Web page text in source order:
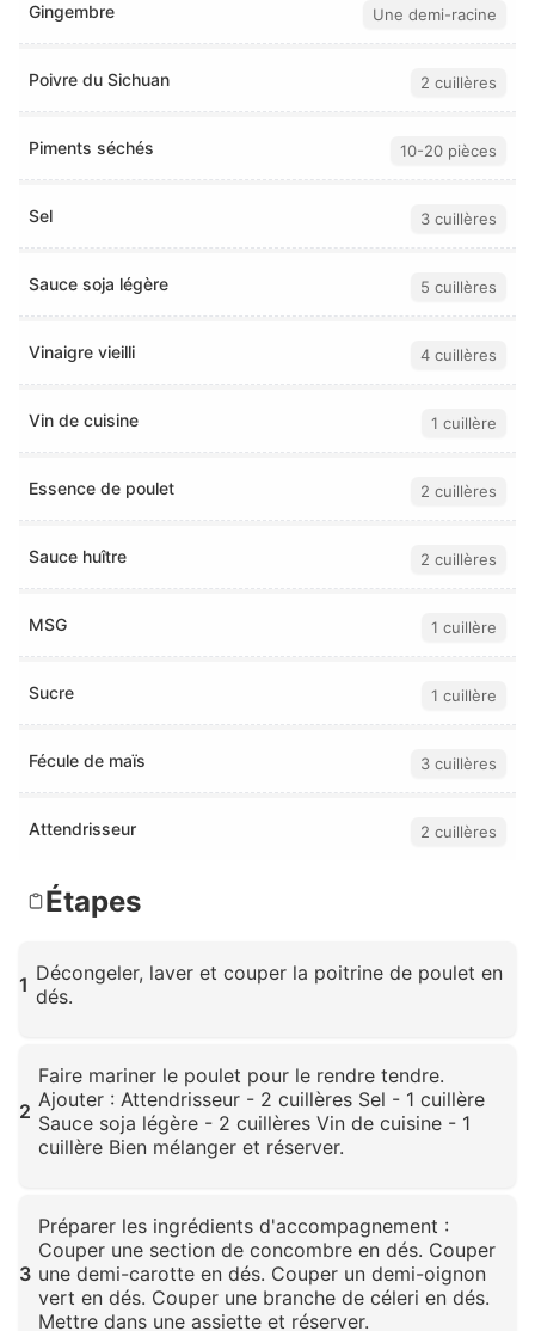
Gingembre Une demi-racine
Poivre du Sichuan 2 cuillères
Piments séchés 10-20 pièces
Sel 3 cuillères
Sauce soja légère 5 cuillères
Vinaigre vieilli 4 cuillères
Vin de cuisine 1 cuillère
Essence de poulet 2 cuillères
Sauce huître 2 cuillères
MSG 1 cuillère
Sucre 1 cuillère
Fécule de maïs 3 cuillères
Attendrisseur 2 cuillères
Étapes
1 Décongeler, laver et couper la poitrine de poulet en
dés.
2
Faire mariner le poulet pour le rendre tendre.
Ajouter : Attendrisseur - 2 cuillères Sel - 1 cuillère
Sauce soja légère - 2 cuillères Vin de cuisine - 1
cuillère Bien mélanger et réserver.
3
Préparer les ingrédients d'accompagnement :
Couper une section de concombre en dés. Couper
une demi-carotte en dés. Couper un demi-oignon
vert en dés. Couper une branche de céleri en dés.
Mettre dans une assiette et réserver.